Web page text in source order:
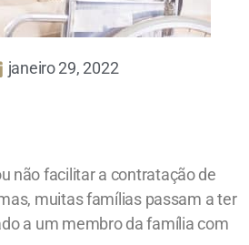
janeiro 29, 2022
não facilitar a contratação de
muitas famílias passam a ter
a um membro da família com